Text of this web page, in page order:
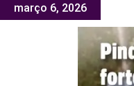
março 6, 2026